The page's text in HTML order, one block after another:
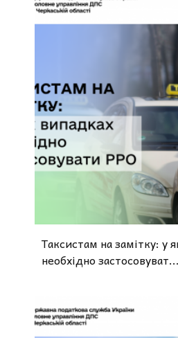
Таксистам на замітку: у
необхідно застосовуват...